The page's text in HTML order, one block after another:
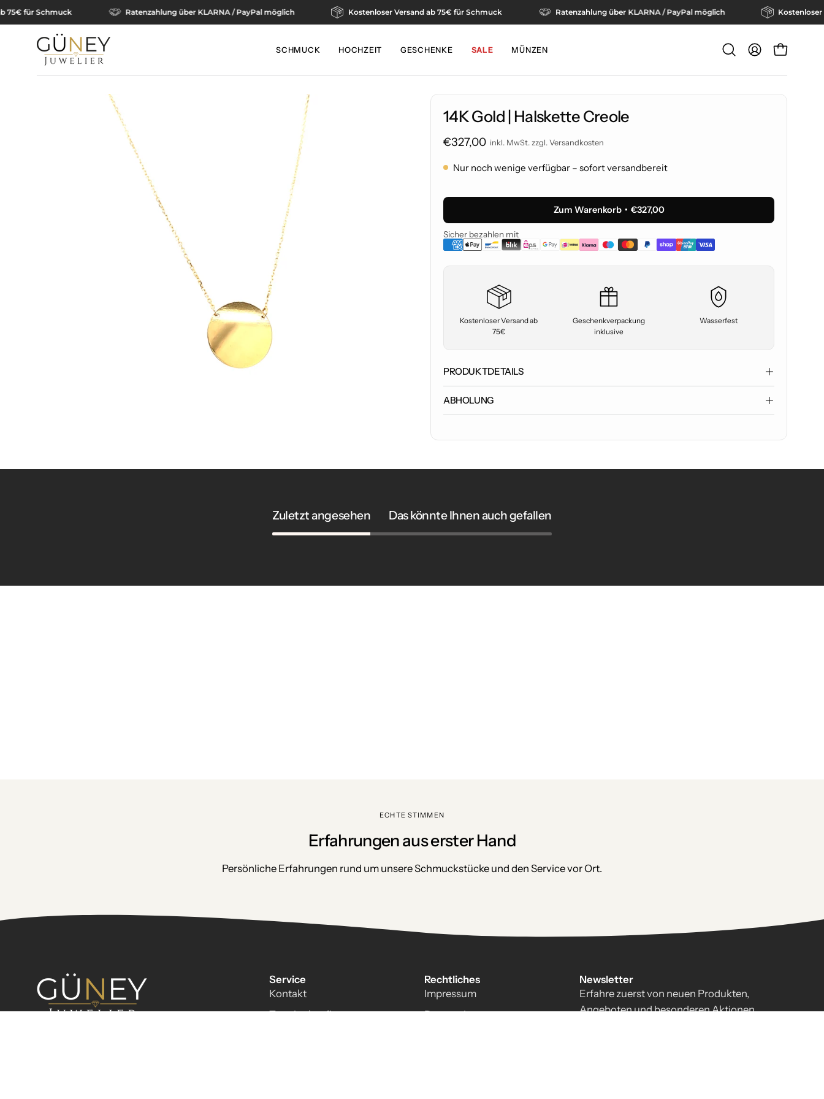
Inhalt
überspringen
ab 75€ für Schmuck Ratenzahlung über KLARNA / PayPal möglich Kostenloser Versand ab 75€ für Schmuck Ratenzahlung über KLARNA / PayPal möglich
SCHMUCK HOCHZEIT GESCHENKE SALE MÜNZEN
Suchleiste
MEIN
14K Gold | Halskette Creole
€327,00 inkl. MwSt. zzgl. Versandkosten
Nur noch wenige verfügbar – sofort versandbereit
Zum Warenkorb €327,00
Sicher bezahlen mit
Kostenloser Versand ab
75€
Geschenkverpackung
inklusive
Wasserfest
PRODUKTDETAILS
ABHOLUNG
Zuletzt angesehen Das könnte Ihnen auch gefallen
ECHTE STIMMEN
Erfahrungen aus erster Hand
Persönliche Erfahrungen rund um unsere Schmuckstücke und den Service vor Ort.
Service
Kontakt
Trauringkonfigurator
Rechtliches
Impressum
Datenschutz
Newsletter
Erfahre zuerst von neuen Produkten,
Angeboten und besonderen Aktionen.